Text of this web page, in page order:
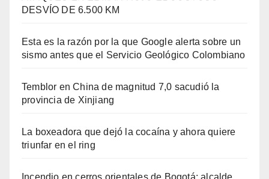
DESVÍO DE 6.500 KM
Esta es la razón por la que Google alerta sobre un
sismo antes que el Servicio Geológico Colombiano
Temblor en China de magnitud 7,0 sacudió la
provincia de Xinjiang
La boxeadora que dejó la cocaína y ahora quiere
triunfar en el ring​